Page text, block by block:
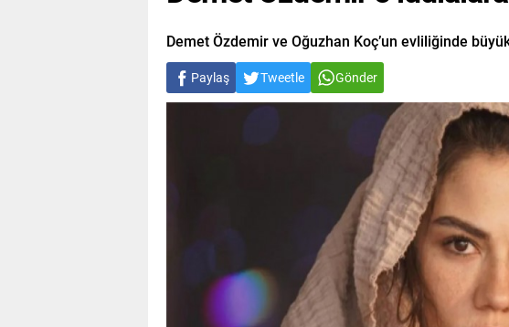
Demet Özdemir ve Oğuzhan Koç’un evliliğinde
Paylaş Tweetle Gönder